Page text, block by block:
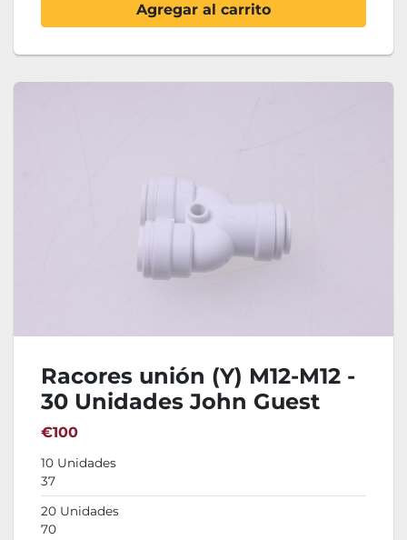
Agregar al carrito
Racores unión (Y) M12-M12 -
30 Unidades John Guest
CM2312W
€100
10 Unidades
37
20 Unidades
70